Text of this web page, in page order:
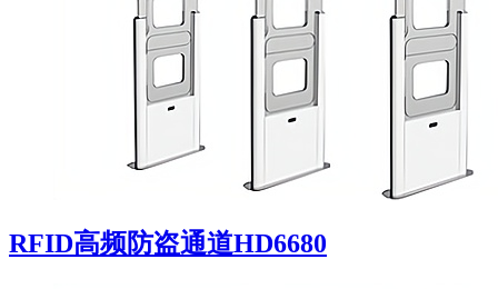
RFID高频防盗通道HD6680